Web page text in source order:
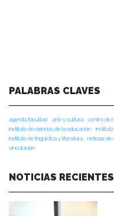
PALABRAS CLAVES
agenda facultad arte y cultura centro de
instituto de ciencias de la educación
instituto de lingüística y literatura
noticias de
vinculación
NOTICIAS RECIENTES